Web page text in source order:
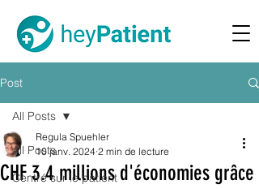
Post
All Posts
Centré sur le patient
All Posts
CHF 3.4 millions d'économies grâce
Regula Spuehler
10 janv. 2024 2 min de lecture